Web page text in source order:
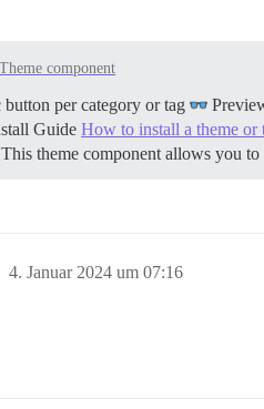
Theme component
per category or tag
Guide How to install a theme or
This theme component allows you
4. Januar 2024 um 07:16